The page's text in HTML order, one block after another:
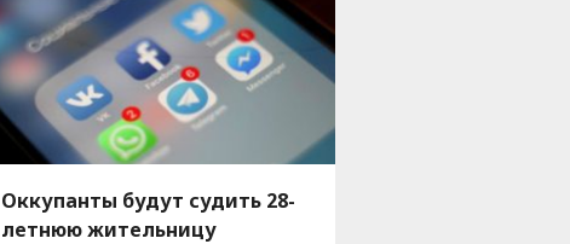
Оккупанты будут судить 28-
летнюю жительницу